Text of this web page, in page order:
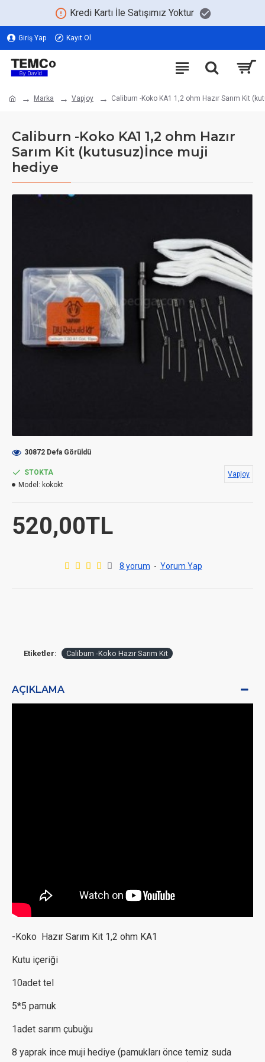
Kredi Kartı İle Satışımız Yoktur
Giriş Yap Kayıt Ol
Marka Vapjoy Caliburn -Koko KA1 1,2 ohm Hazır Sarım Kit
Caliburn -Koko KA1 1,2 ohm Hazır
Sarım Kit (kutusuz)İnce muji
hediye
8 yorum - Yorum Yap
520,00TL
STOKTA
Model: kokokt
Vapjoy
30872 Defa Görüldü
Etiketler: Caliburn -Koko Hazır Sarım Kit
AÇIKLAMA
-Koko Hazır Sarım Kit 1,2 ohm KA1
Kutu içeriği
10adet tel
5*5 pamuk
1adet sarım çubuğu
8 yaprak ince muji hediye (pamukları önce temiz suda